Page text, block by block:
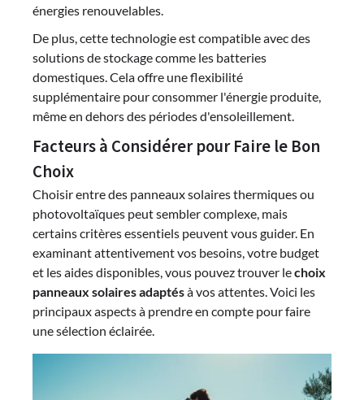
énergies renouvelables.
De plus, cette technologie est compatible avec des
solutions de stockage comme les batteries
domestiques. Cela offre une flexibilité
supplémentaire pour consommer l'énergie produite,
même en dehors des périodes d'ensoleillement.
Facteurs à Considérer pour Faire le Bon
Choix
Choisir entre des panneaux solaires thermiques ou
photovoltaïques peut sembler complexe, mais
certains critères essentiels peuvent vous guider. En
examinant attentivement vos besoins, votre budget
et les aides disponibles, vous pouvez trouver lechoix
panneaux solaires adaptésà vos attentes. Voici les
principaux aspects à prendre en compte pour faire
une sélection éclairée.